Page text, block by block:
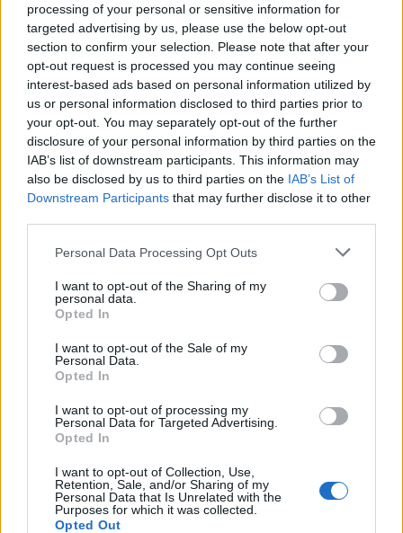
processing of your personal or sensitive information for
targeted advertising by us, please use the below opt-out
section to confirm your selection. Please note that after your
opt-out request is processed you may continue seeing
interest-based ads based on personal information utilized by
us or personal information disclosed to third parties prior to
your opt-out. You may separately opt-out of the further
disclosure of your personal information by third parties on the
IAB’s list of downstream participants. This information may
also be disclosed by us to third parties on the IAB’s List of
Downstream Participants that may further disclose it to other
Personal Data Processing Opt Outs
I want to opt-out of the Sharing of my
personal data.
Opted In
I want to opt-out of the Sale of my
Personal Data.
Opted In
I want to opt-out of processing my
Personal Data for Targeted Advertising.
Opted In
I want to opt-out of Collection, Use,
Retention, Sale, and/or Sharing of my
Personal Data that Is Unrelated with the
Purposes for which it was collected.
Opted Out
Σχετικά Άρθρα